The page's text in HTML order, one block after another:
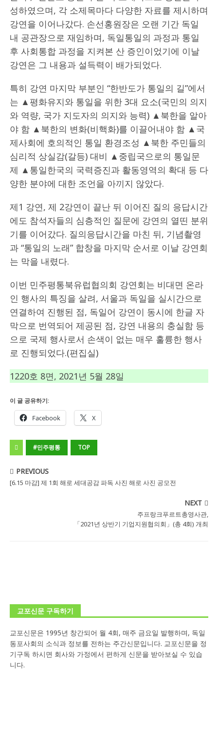
성하였으며, 각 소제목마다 다양한 자료를 제시하며
강연을 이어나갔다. 손선홍원장은 오랜 기간 독일
내 공관장으로 재임하며, 독일통일의 과정과 통일
후 사회통합 과정을 지켜본 산 증인이었기에 이날
강연은 그 내용과 설득력이 배가되었다.
특히 강연 마지막 부분인 “한반도가 통일의 길”에서
는 ▲평화유지와 통일을 위한 3대 요소(국민의 의지
와 역량, 국가 지도자의 의지와 능력) ▲북한을 알아
야 함 ▲북한의 변화(비핵화)를 이끌어내야 함 ▲국
제사회에 호의적인 통일 환경조성 ▲북한 주민들의
심리적 상실감(갈등) 대비 ▲중립국으로의 통일문
제 ▲통일한국의 국력증진과 활동영역의 확대 등 다
양한 분야에 대한 조언을 아끼지 않았다.
제1 강연, 제 2강연이 끝난 뒤 이어진 질의 응답시간
에도 참석자들의 심층적인 질문에 강연의 열띤 분위
기를 이어갔다. 질의응답시간을 마친 뒤, 기념촬영
과 “통일의 노래” 합창을 마지막 순서로 이날 강연회
는 막을 내렸다.
이번 민주평통북유럽협의회 강연회는 비대면 온라
인 행사의 특징을 살려, 서울과 독일을 실시간으로
연결하여 진행된 점, 독일어 강연이 동시에 한글 자
막으로 번역되어 제공된 점, 강연 내용의 충실함 등
으로 국제 행사로서 손색이 없는 매우 훌륭한 행사
로 진행되었다.(편집실)
1220호 8면, 2021년 5월 28일
이 글 공유하기:
Facebook X
#민주평통 TOP
PREVIOUS
[6.15 마감] 제 1회 해로 세대공감 파독 사진 해로 사진 공모전
NEXT
주프랑크푸르트총영사관,
「2021년 상반기 기업지원협의회」(총 4회) 개최
교포신문 구독하기
교포신문은 1995년 창간되어 월 4회, 매주 금요일 발행하며, 독일
동포사회의 소식과 정보를 전하는 주간신문입니다. 교포신문을 정
기구독 하시면 회사와 가정에서 편하게 신문을 받아보실 수 있습
니다.